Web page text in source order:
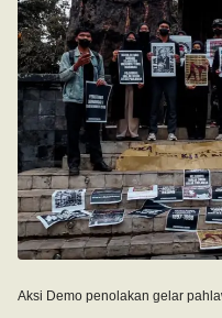
Aksi Demo penolakan gelar